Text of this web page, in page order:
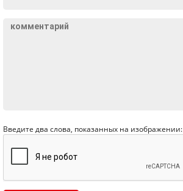
Введите два слова, показанных на изображении: